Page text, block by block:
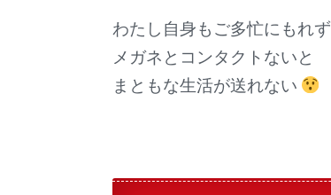
わたし自身もご多忙にもれず
メガネとコンタクトないと
まともな生活が送れない